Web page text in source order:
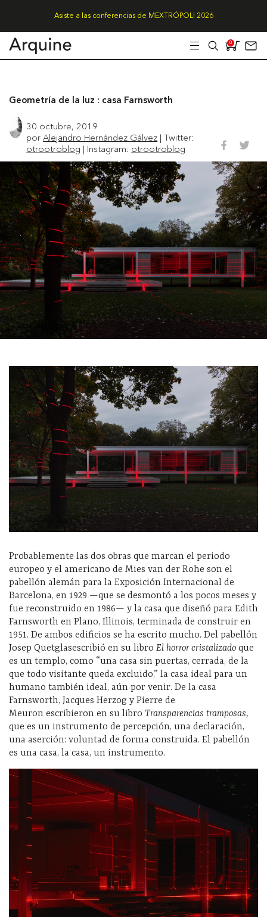
Asiste a las conferencias de MEXTRÓPOLI 2026
0
Geometría de la luz : casa Farnsworth
30 octubre, 2019
porAlejandro Hernández Gálvez | Twitter:
otrootroblog | Instagram: otrootroblog
Probablemente las dos obras que marcan el periodo
europeo y el americano de Mies van der Rohe son el
pabellón alemán para la Exposición Internacional de
Barcelona, en 1929 —que se desmontó a los pocos meses y
fue reconstruido en 1986— y la casa que diseñó para Edith
Farnsworth en Plano, Illinois, terminada de construir en
1951. De ambos edificios se ha escrito mucho. Del pabellón
Josep Quetglasescribió en su libro El horror cristalizado que
es un templo, como “una casa sin puertas, cerrada, de la
que todo visitante queda excluido,” la casa ideal para un
humano también ideal, aún por venir. De la casa
Farnsworth, Jacques Herzog y Pierre de
Meuron escribieron en su libro Transparencias tramposas,
que es un instrumento de percepción, una declaración,
una aserción: voluntad de forma construida. El pabellón
es una casa, la casa, un instrumento.